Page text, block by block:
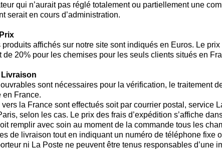
qui n’aurait pas réglé totalement ou partiellement une
serait en cours d’administration.
produits affichés sur notre site sont indiqués en Euros. Le
de 20% pour les chemises pour les seuls clients situés en
sont nécessaires pour la vérification, le traitement
en France.
vers la France sont effectués soit par courrier postal, service
selon les cas. Le prix des frais d’expédition s’affiche
remplir avec soin au moment de la commande tous les
de livraison tout en indiquant un numéro de téléphone fixe
ni La Poste ne peuvent être tenus responsables d’une